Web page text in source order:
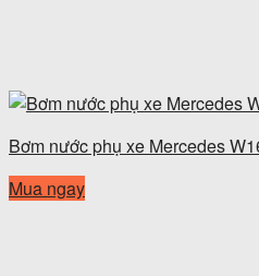
Bơm nước phụ xe Mercedes
Mua ngay